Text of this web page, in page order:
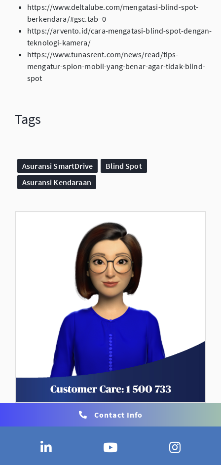
https://www.deltalube.com/mengatasi-blind-spot-
berkendara/#gsc.tab=0
https://arvento.id/cara-mengatasi-blind-spot-dengan-
teknologi-kamera/
https://www.tunasrent.com/news/read/tips-
mengatur-spion-mobil-yang-benar-agar-tidak-blind-
spot
Tags
Asuransi SmartDrive
Blind Spot
Asuransi Kendaraan
Contact Info